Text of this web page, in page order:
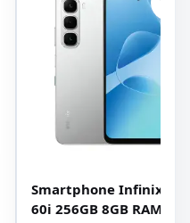
Smartphone Infinix Hot
60i 256GB 8GB RAM